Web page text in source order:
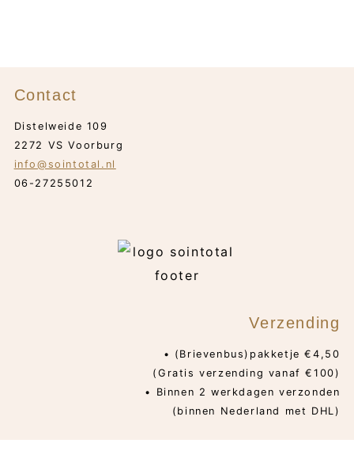
Contact
Distelweide 109
2272 VS Voorburg
info@sointotal.nl
06-27255012
Verzending
• (Brievenbus)pakketje €4,50
(Gratis verzending vanaf €100)
• Binnen 2 werkdagen verzonden
(binnen Nederland met DHL)